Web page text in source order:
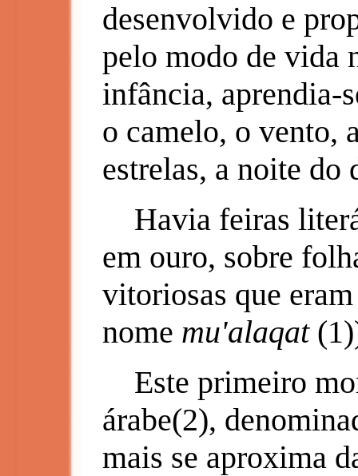
desenvolvido e
pelo modo de vida
infância, aprendia-
o camelo, o vento,
estrelas, a noite do
Havia feiras
em ouro, sobre
vitoriosas que
nome mu'alaqat
Este primeiro
árabe(2),
mais se aproxima